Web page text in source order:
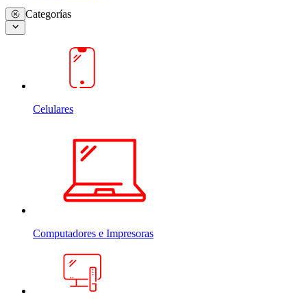
Categorías
Celulares
Computadores e Impresoras